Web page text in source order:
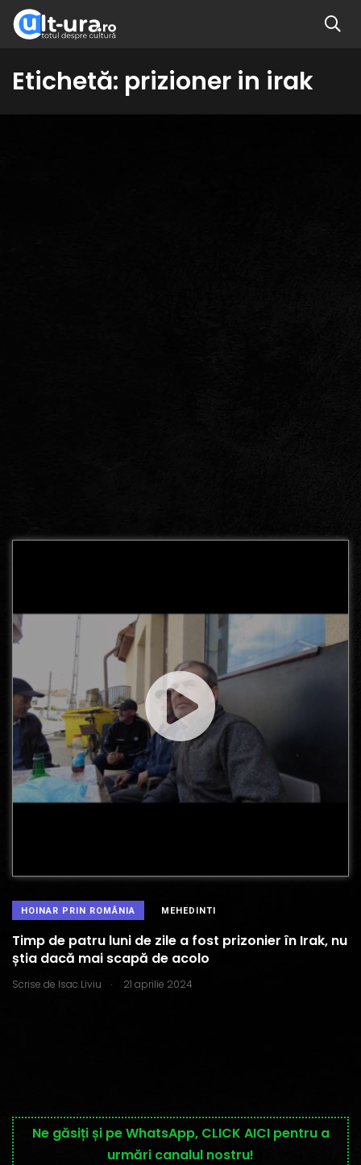
Etichetă: prizioner in irak
HOINAR PRIN ROMÂNIA MEHEDINTI
Timp de patru luni de zile a fost prizonier în Irak, nu
știa dacă mai scapă de acolo
Scrise de Isac Liviu . 21 aprilie 2024
Ne găsiți și pe WhatsApp, CLICK AICI pentru a
urmări canalul nostru!